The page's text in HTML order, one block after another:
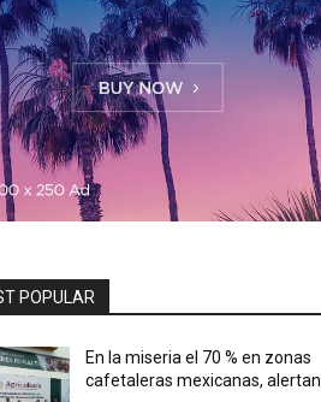
POPULAR
En la miseria el 70 % en zonas
cafetaleras mexicanas, alertan